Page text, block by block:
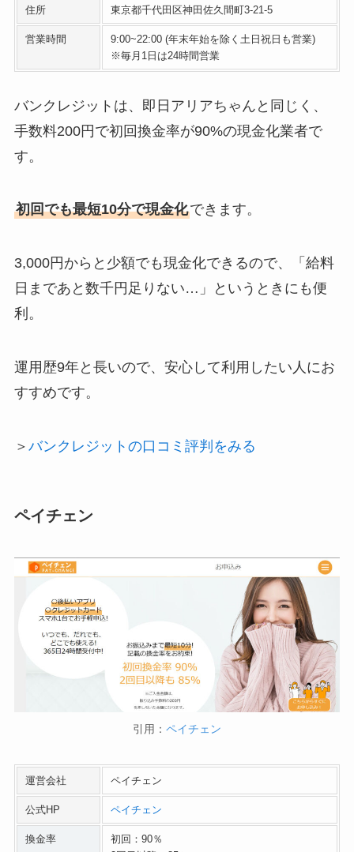
住所 東京都千代田区神田佐久間町3-21-5
営業時間
9:00~22:00 (年末年始を除く土日祝日も営業)
※毎月1日は24時間営業
バンクレジットは、即日アリアちゃんと同じく、
手数料200円で初回換金率が90%の現金化業者で
す。
初回でも最短10分で現金化できます。
3,000円からと少額でも現金化できるので、「給料
日まであと数千円足りない…」というときにも便
利。
運用歴9年と長いので、安心して利用したい人にお
すすめです。
＞ バンクレジットの口コミ評判をみる
ペイチェン
引用： ペイチェン
運営会社 ペイチェン
公式HP ペイチェン
換金率
初回：90％